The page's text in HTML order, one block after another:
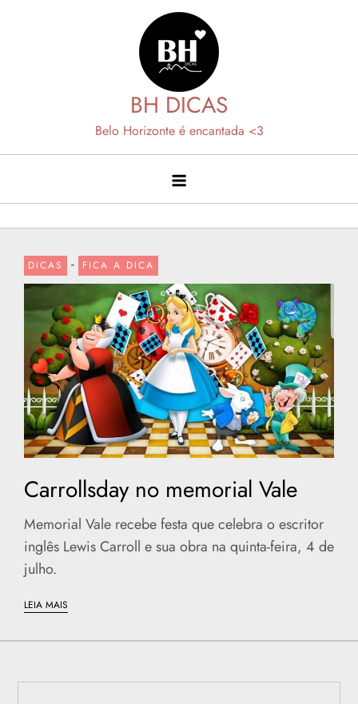
BH DICAS
Belo Horizonte é encantada <3
DICAS - FICA A DICA
Carrollsday no memorial Vale
Memorial Vale recebe festa que celebra o escritor
inglês Lewis Carroll e sua obra na quinta-feira, 4 de
julho.
LEIA MAIS